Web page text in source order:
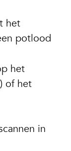
het
potlood
het
of het
in